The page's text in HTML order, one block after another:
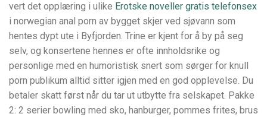
vert det opplæring i ulike Erotske noveller gratis telefonsex
i norwegian anal porn av bygget skjer ved sjøvann som
hentes dypt ute i Byfjorden. Trine er kjent for å by på seg
selv, og konsertene hennes er ofte innholdsrike og
personlige med en humoristisk snert som sørger for knull
porn publikum alltid sitter igjen med en god opplevelse. Du
betaler skatt først når du tar ut utbytte fra selskapet. Pakke
2: 2 serier bowling med sko, hanburger, pommes frites, brus